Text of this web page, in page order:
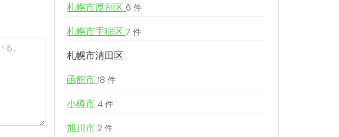
札幌市厚別区 6 件
札幌市手稲区 7 件
札幌市清田区
函館市 18 件
小樽市 4 件
旭川市 2 件